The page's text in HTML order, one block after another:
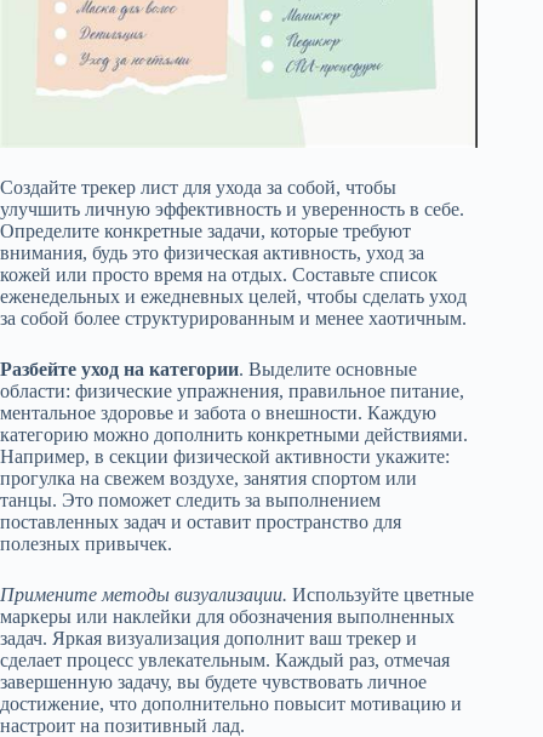
Создайте трекер лист для ухода за собой, чтобы
улучшить личную эффективность и уверенность в себе.
Определите конкретные задачи, которые требуют
внимания, будь это физическая активность, уход за
кожей или просто время на отдых. Составьте список
еженедельных и ежедневных целей, чтобы сделать уход
за собой более структурированным и менее хаотичным.
Разбейте уход на категории. Выделите основные
области: физические упражнения, правильное питание,
ментальное здоровье и забота о внешности. Каждую
категорию можно дополнить конкретными действиями.
Например, в секции физической активности укажите:
прогулка на свежем воздухе, занятия спортом или
танцы. Это поможет следить за выполнением
поставленных задач и оставит пространство для
полезных привычек.
Примените методы визуализации. Используйте цветные
маркеры или наклейки для обозначения выполненных
задач. Яркая визуализация дополнит ваш трекер и
сделает процесс увлекательным. Каждый раз, отмечая
завершенную задачу, вы будете чувствовать личное
достижение, что дополнительно повысит мотивацию и
настроит на позитивный лад.